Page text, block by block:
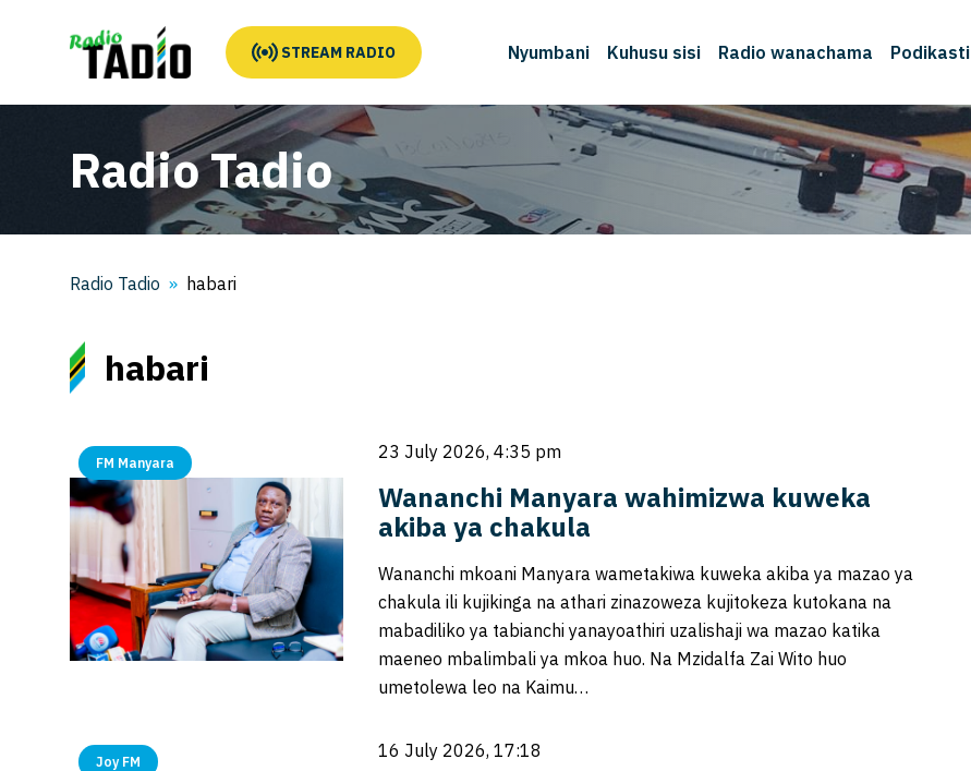
STREAM RADIO Nyumbani Kuhusu sisi Radio wanachama Podikasti
Radio Tadio
Radio Tadio habari
habari
FM Manyara
23 July 2026, 4:35 pm
Wananchi Manyara wahimizwa kuweka
akiba ya chakula
Wananchi mkoani Manyara wametakiwa kuweka akiba ya mazao ya
chakula ili kujikinga na athari zinazoweza kujitokeza kutokana na
mabadiliko ya tabianchi yanayoathiri uzalishaji wa mazao katika
maeneo mbalimbali ya mkoa huo. Na Mzidalfa Zai Wito huo
umetolewa leo na Kaimu…
Joy FM
16 July 2026, 17:18